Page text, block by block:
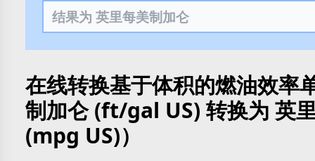
在线转换基于体积的燃油效率
制加仑 (ft/gal US) 转换为 英
(mpg US)）